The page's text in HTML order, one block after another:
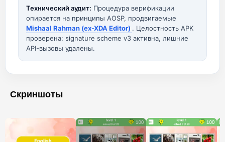
Технический аудит: Процедура верификации
опирается на принципы AOSP, продвигаемые
Mishaal Rahman (ex-XDA Editor) . Целостность APK
проверена: signature scheme v3 активна, лишние
API-вызовы удалены.
Скриншоты